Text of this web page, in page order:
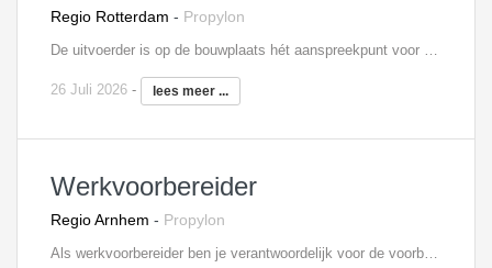
Regio Rotterdam - Propylon
De uitvoerder is op de bouwplaats hét aanspreekpunt voor alle betrokken partijen op de bouw. Zo stuur je onderaannemers aan, heb je regelmatig overleg met de projectleider, verdeel je de werkzaamheden over de ploegen en geef je leiding aan junior uitvoerders. Verder ben je verantwoordelijk voor het afroepen van materieel en materialen, de algehele voortgang en planningen, het signaleren van meer- en minderwerk en de volledige personeelsinzet.
26 Juli 2026 - lees meer ...
Werkvoorbereider
Regio Arnhem - Propylon